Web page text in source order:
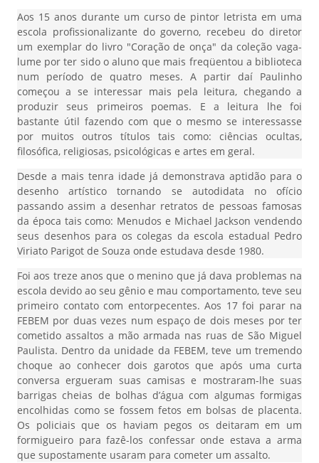
Aos 15 anos durante um curso de pintor letrista em uma
escola profissionalizante do governo, recebeu do diretor
um exemplar do livro "Coração de onça" da coleção vaga-
lume por ter sido o aluno que mais freqüentou a biblioteca
num período de quatro meses. A partir daí Paulinho
começou a se interessar mais pela leitura, chegando a
produzir seus primeiros poemas. E a leitura lhe foi
bastante útil fazendo com que o mesmo se interessasse
por muitos outros títulos tais como: ciências ocultas,
filosófica, religiosas, psicológicas e artes em geral.
Desde a mais tenra idade já demonstrava aptidão para o
desenho artístico tornando se autodidata no ofício
passando assim a desenhar retratos de pessoas famosas
da época tais como: Menudos e Michael Jackson vendendo
seus desenhos para os colegas da escola estadual Pedro
Viriato Parigot de Souza onde estudava desde 1980.
Foi aos treze anos que o menino que já dava problemas na
escola devido ao seu gênio e mau comportamento, teve seu
primeiro contato com entorpecentes. Aos 17 foi parar na
FEBEM por duas vezes num espaço de dois meses por ter
cometido assaltos a mão armada nas ruas de São Miguel
Paulista. Dentro da unidade da FEBEM, teve um tremendo
choque ao conhecer dois garotos que após uma curta
conversa ergueram suas camisas e mostraram-lhe suas
barrigas cheias de bolhas d’água com algumas formigas
encolhidas como se fossem fetos em bolsas de placenta.
Os policiais que os haviam pegos os deitaram em um
formigueiro para fazê-los confessar onde estava a arma
que supostamente usaram para cometer um assalto.